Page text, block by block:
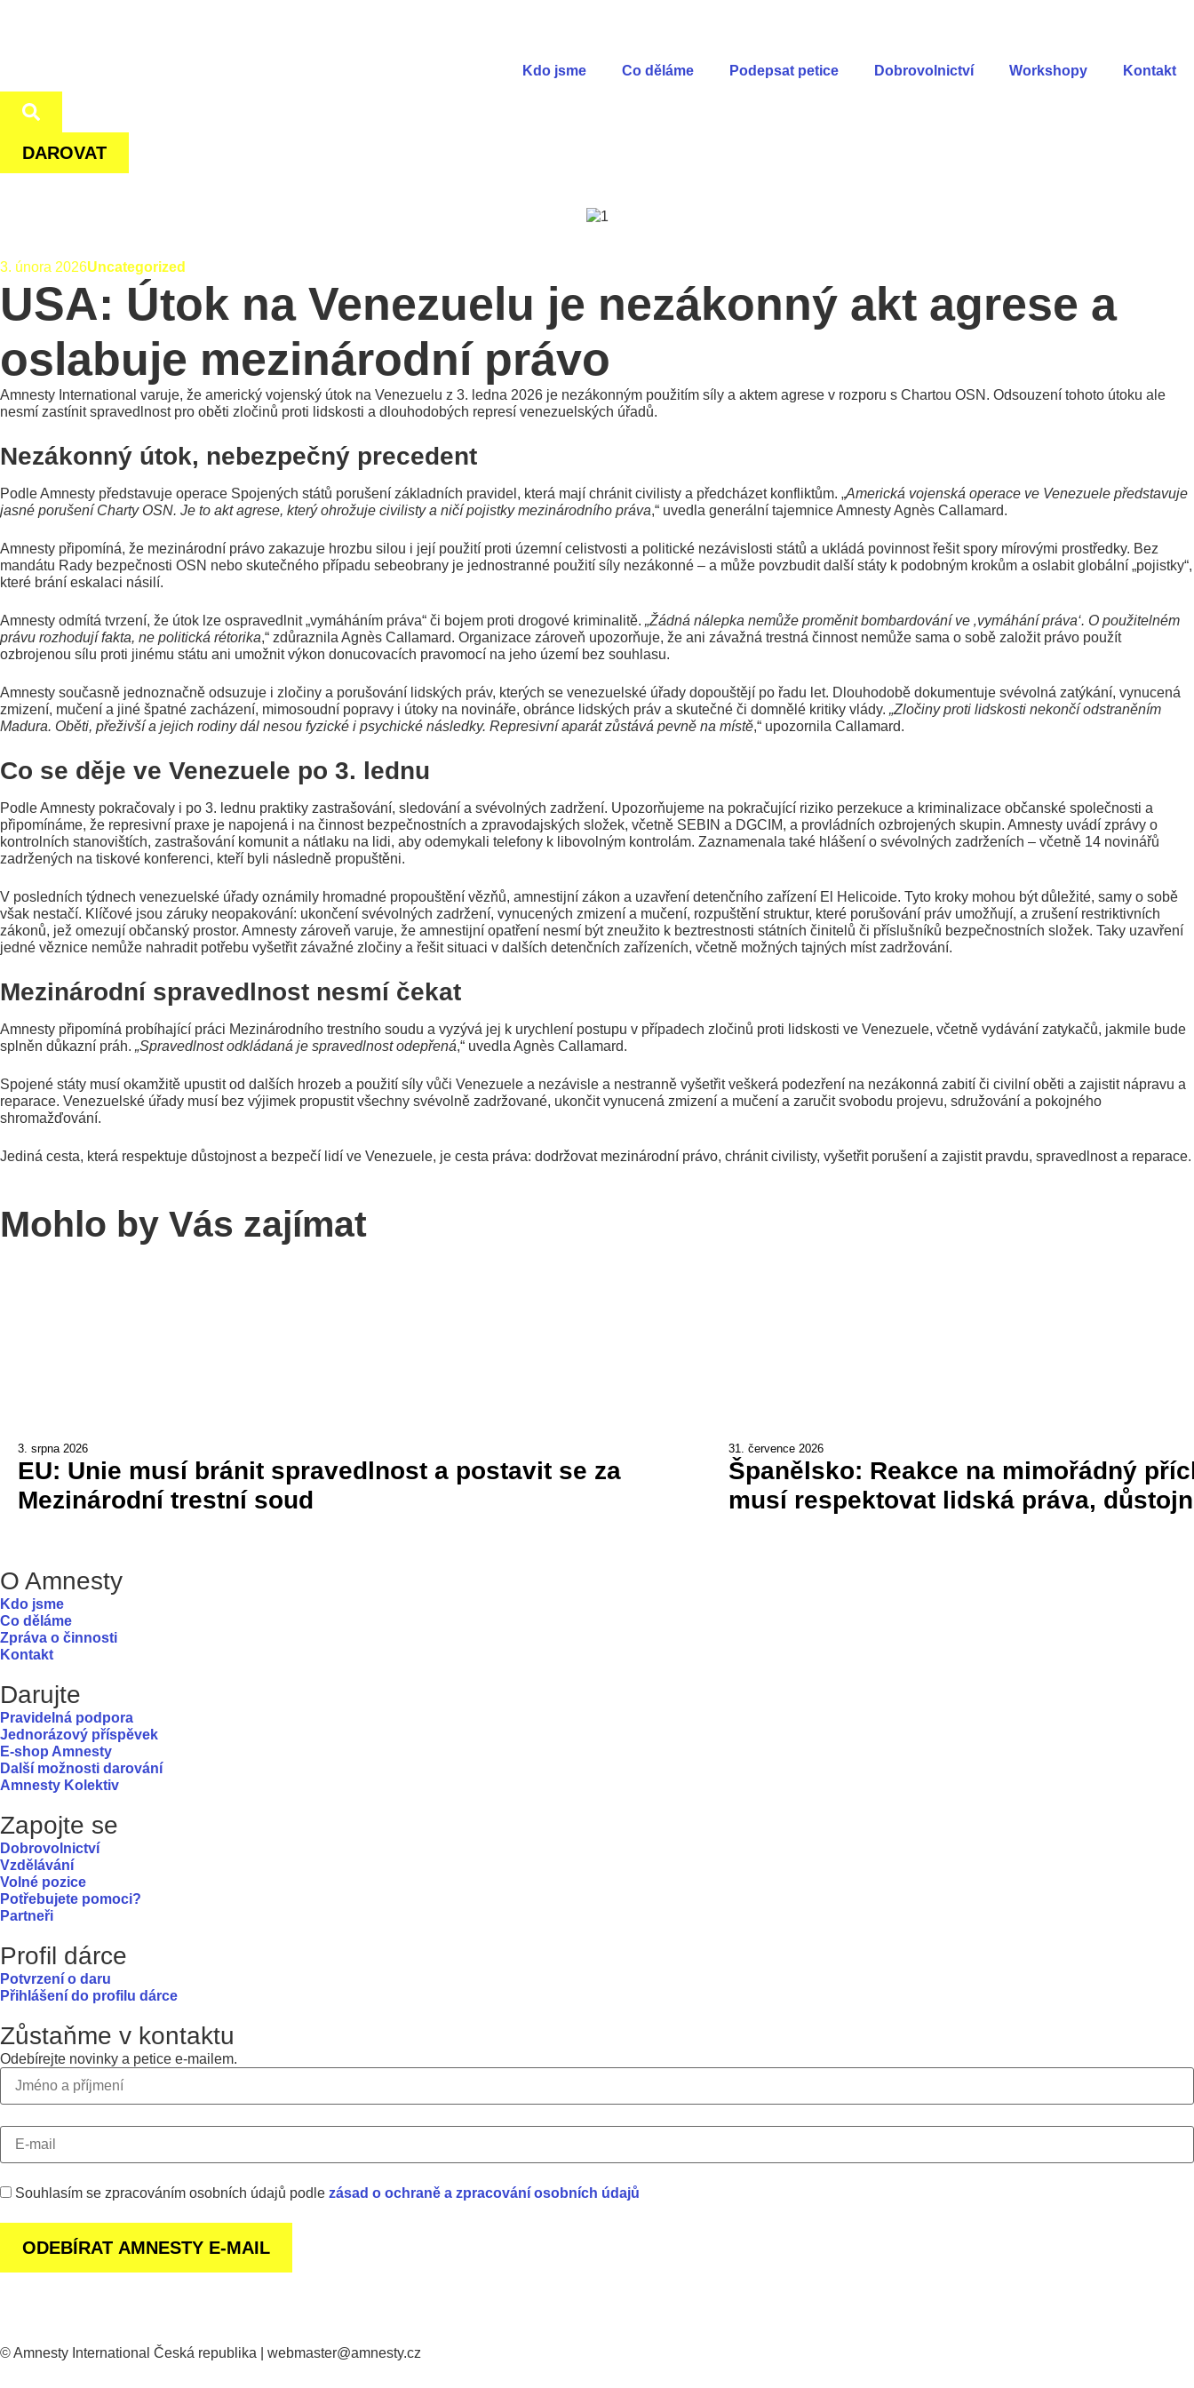
Kdo jsme Co děláme Podepsat petice Dobrovolnictví Workshopy Kontakt
DAROVAT
3. února 2026Uncategorized
USA: Útok na Venezuelu je nezákonný akt agrese a
oslabuje mezinárodní právo
Amnesty International varuje, že americký vojenský útok na Venezuelu z 3. ledna 2026 je nezákonným použitím síly a aktem agrese v rozporu s Chartou OSN. Odsouzení tohoto útoku ale
nesmí zastínit spravedlnost pro oběti zločinů proti lidskosti a dlouhodobých represí venezuelských úřadů.
Nezákonný útok, nebezpečný precedent
Podle Amnesty představuje operace Spojených států porušení základních pravidel, která mají chránit civilisty a předcházet konfliktům. „Americká vojenská operace ve Venezuele představuje
jasné porušení Charty OSN. Je to akt agrese, který ohrožuje civilisty a ničí pojistky mezinárodního práva,“ uvedla generální tajemnice Amnesty Agnès Callamard.
Amnesty připomíná, že mezinárodní právo zakazuje hrozbu silou i její použití proti územní celistvosti a politické nezávislosti států a ukládá povinnost řešit spory mírovými prostředky. Bez
mandátu Rady bezpečnosti OSN nebo skutečného případu sebeobrany je jednostranné použití síly nezákonné – a může povzbudit další státy k podobným krokům a oslabit globální „pojistky“,
které brání eskalaci násilí.
Amnesty odmítá tvrzení, že útok lze ospravedlnit „vymáháním práva“ či bojem proti drogové kriminalitě. „Žádná nálepka nemůže proměnit bombardování ve ‚vymáhání práva‘. O použitelném
právu rozhodují fakta, ne politická rétorika,“ zdůraznila Agnès Callamard. Organizace zároveň upozorňuje, že ani závažná trestná činnost nemůže sama o sobě založit právo použít
ozbrojenou sílu proti jinému státu ani umožnit výkon donucovacích pravomocí na jeho území bez souhlasu.
Amnesty současně jednoznačně odsuzuje i zločiny a porušování lidských práv, kterých se venezuelské úřady dopouštějí po řadu let. Dlouhodobě dokumentuje svévolná zatýkání, vynucená
zmizení, mučení a jiné špatné zacházení, mimosoudní popravy i útoky na novináře, obránce lidských práv a skutečné či domnělé kritiky vlády. „Zločiny proti lidskosti nekončí odstraněním
Madura. Oběti, přeživší a jejich rodiny dál nesou fyzické i psychické následky. Represivní aparát zůstává pevně na místě,“ upozornila Callamard.
Co se děje ve Venezuele po 3. lednu
Podle Amnesty pokračovaly i po 3. lednu praktiky zastrašování, sledování a svévolných zadržení. Upozorňujeme na pokračující riziko perzekuce a kriminalizace občanské společnosti a
připomínáme, že represivní praxe je napojená i na činnost bezpečnostních a zpravodajských složek, včetně SEBIN a DGCIM, a provládních ozbrojených skupin. Amnesty uvádí zprávy o
kontrolních stanovištích, zastrašování komunit a nátlaku na lidi, aby odemykali telefony k libovolným kontrolám. Zaznamenala také hlášení o svévolných zadrženích – včetně 14 novinářů
zadržených na tiskové konferenci, kteří byli následně propuštěni.
V posledních týdnech venezuelské úřady oznámily hromadné propouštění vězňů, amnestijní zákon a uzavření detenčního zařízení El Helicoide. Tyto kroky mohou být důležité, samy o sobě
však nestačí. Klíčové jsou záruky neopakování: ukončení svévolných zadržení, vynucených zmizení a mučení, rozpuštění struktur, které porušování práv umožňují, a zrušení restriktivních
zákonů, jež omezují občanský prostor. Amnesty zároveň varuje, že amnestijní opatření nesmí být zneužito k beztrestnosti státních činitelů či příslušníků bezpečnostních složek. Taky uzavření
jedné věznice nemůže nahradit potřebu vyšetřit závažné zločiny a řešit situaci v dalších detenčních zařízeních, včetně možných tajných míst zadržování.
Mezinárodní spravedlnost nesmí čekat
Amnesty připomíná probíhající práci Mezinárodního trestního soudu a vyzývá jej k urychlení postupu v případech zločinů proti lidskosti ve Venezuele, včetně vydávání zatykačů, jakmile bude
splněn důkazní práh. „Spravedlnost odkládaná je spravedlnost odepřená,“ uvedla Agnès Callamard.
Spojené státy musí okamžitě upustit od dalších hrozeb a použití síly vůči Venezuele a nezávisle a nestranně vyšetřit veškerá podezření na nezákonná zabití či civilní oběti a zajistit nápravu a
reparace. Venezuelské úřady musí bez výjimek propustit všechny svévolně zadržované, ukončit vynucená zmizení a mučení a zaručit svobodu projevu, sdružování a pokojného
shromažďování.
Jediná cesta, která respektuje důstojnost a bezpečí lidí ve Venezuele, je cesta práva: dodržovat mezinárodní právo, chránit civilisty, vyšetřit porušení a zajistit pravdu, spravedlnost a reparace.
Mohlo by Vás zajímat
3. srpna 2026
EU: Unie musí bránit spravedlnost a postavit se za
Mezinárodní trestní soud
31. července 2026
Španělsko: Reakce na mimořádný
musí respektovat lidská práva,
O Amnesty
Kdo jsme
Co děláme
Zpráva o činnosti
Kontakt
Darujte
Pravidelná podpora
Jednorázový příspěvek
E-shop Amnesty
Další možnosti darování
Amnesty Kolektiv
Zapojte se
Dobrovolnictví
Vzdělávání
Volné pozice
Potřebujete pomoci?
Partneři
Profil dárce
Potvrzení o daru
Přihlášení do profilu dárce
Zůstaňme v kontaktu
Odebírejte novinky a petice e-mailem.
Souhlasím se zpracováním osobních údajů podle zásad o ochraně a zpracování osobních údajů
© Amnesty International Česká republika | webmaster@amnesty.cz